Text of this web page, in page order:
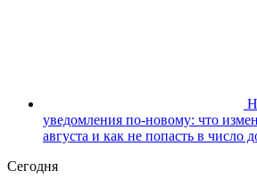
уведомления по-новому: что
августа и как не попасть в число
Сегодня